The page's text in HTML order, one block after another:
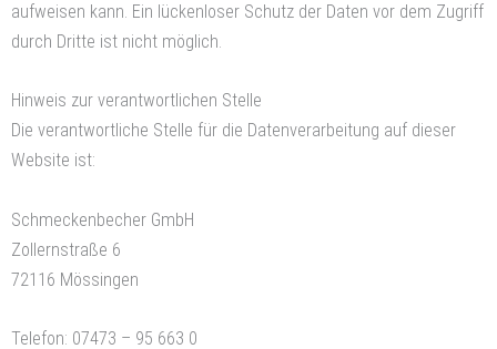
aufweisen kann. Ein lückenloser Schutz der Daten vor dem Zugriff
durch Dritte ist nicht möglich.
Hinweis zur verantwortlichen Stelle
Die verantwortliche Stelle für die Datenverarbeitung auf dieser
Website ist:
Schmeckenbecher GmbH
Zollernstraße 6
72116 Mössingen
Telefon: 07473 – 95 663 0